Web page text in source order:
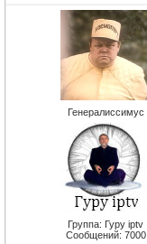
Генералиссимус
Группа: Гуру iptv
Сообщений: 7000